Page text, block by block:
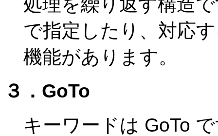
で指定したり、対応
機能があります。
３．GoTo
キーワードは GoTo